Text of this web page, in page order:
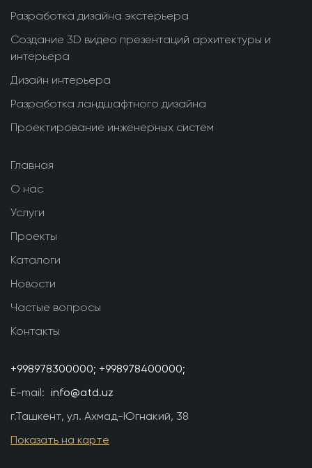
Разработка дизайна экстерьера
Создание 3D видео презентаций архитектуры и
интерьера
Дизайн интерьера
Разработка ландшафтного дизайна
Проектирование инженерных систем
Главная
О нас
Услуги
Проекты
Каталоги
Новости
Частые вопросы
Контакты
+998978300000; +998978400000;
E-mail: info@atd.uz
г.Ташкент, ул. Ахмад-Югнакий, 38
Показать на карте